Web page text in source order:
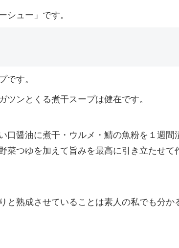
シュー」です。
です。
ツンとくる煮干スープは健在です。
口醤油に煮干・ウルメ・鯖の魚粉を１週間
菜つゆを加えて旨みを最高に引き立たせて
と熟成させていることは素人の私でも分か